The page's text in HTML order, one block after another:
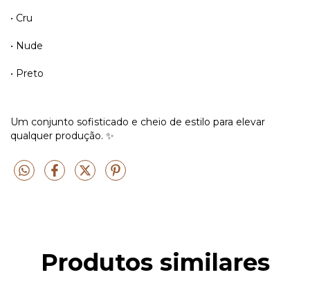
• Cru
• Nude
• Preto
Um conjunto sofisticado e cheio de estilo para elevar
qualquer produção. ✨
Produtos similares